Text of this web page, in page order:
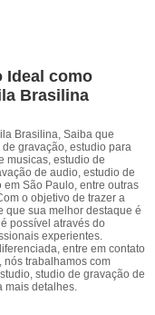
Ideal como
Brasilina
Brasilina, Saiba que
gravação, estudio para
musicas, estudio de
de audio, estudio de
São Paulo, entre outras
o objetivo de trazer a
que sua melhor destaque é
possível através do
experientes.
entre em contato
nós trabalhamos com
studio de gravação de
mais detalhes.